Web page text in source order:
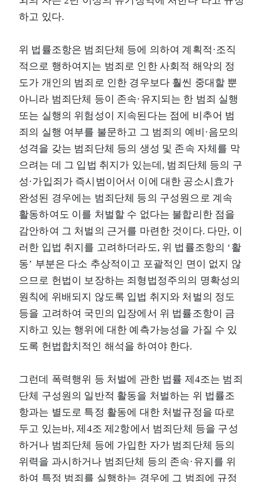
하고 있다.
위 법률조항은 범죄단체 등에 의하여 계획적·조직
적으로 행하여지는 범죄로 인한 사회적 해악의 정
도가 개인의 범죄로 인한 경우보다 훨씬 중대할 뿐
아니라 범죄단체 등이 존속·유지되는 한 범죄 실행
또는 실행의 위험성이 지속된다는 점에 비추어 범
죄의 실행 여부를 불문하고 그 범죄의 예비·음모의
성격을 갖는 범죄단체 등의 생성 및 존속 자체를 막
으려는 데 그 입법 취지가 있는데, 범죄단체 등의 구
성·가입죄가 즉시범이어서 이에 대한 공소시효가
완성된 경우에는 범죄단체 등의 구성원으로 계속
활동하여도 이를 처벌할 수 없다는 불합리한 점을
감안하여 그 처벌의 근거를 마련한 것이다. 다만, 이
러한 입법 취지를 고려하더라도, 위 법률조항의 ‘활
동’ 부분은 다소 추상적이고 포괄적인 면이 없지 않
으므로 헌법이 보장하는 죄형법정주의의 명확성의
원칙에 위배되지 않도록 입법 취지와 처벌의 정도
등을 고려하여 국민의 입장에서 위 법률조항이 금
지하고 있는 행위에 대한 예측가능성을 가질 수 있
도록 헌법합치적인 해석을 하여야 한다.
그런데 폭력행위 등 처벌에 관한 법률 제4조는 범죄
단체 구성원의 일반적 활동을 처벌하는 위 법률조
항과는 별도로 특정 활동에 대한 처벌규정을 따로
두고 있는바, 제4조 제2항에서 범죄단체 등을 구성
하거나 범죄단체 등에 가입한 자가 범죄단체 등의
위력을 과시하거나 범죄단체 등의 존속·유지를 위
하여 특정 범죄를 실행하는 경우에 그 범죄에 규정